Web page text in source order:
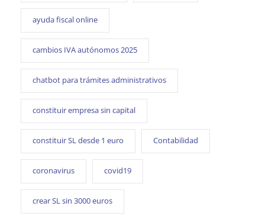
ayuda fiscal online
cambios IVA autónomos 2025
chatbot para trámites administrativos
constituir empresa sin capital
constituir SL desde 1 euro Contabilidad
coronavirus covid19
crear SL sin 3000 euros